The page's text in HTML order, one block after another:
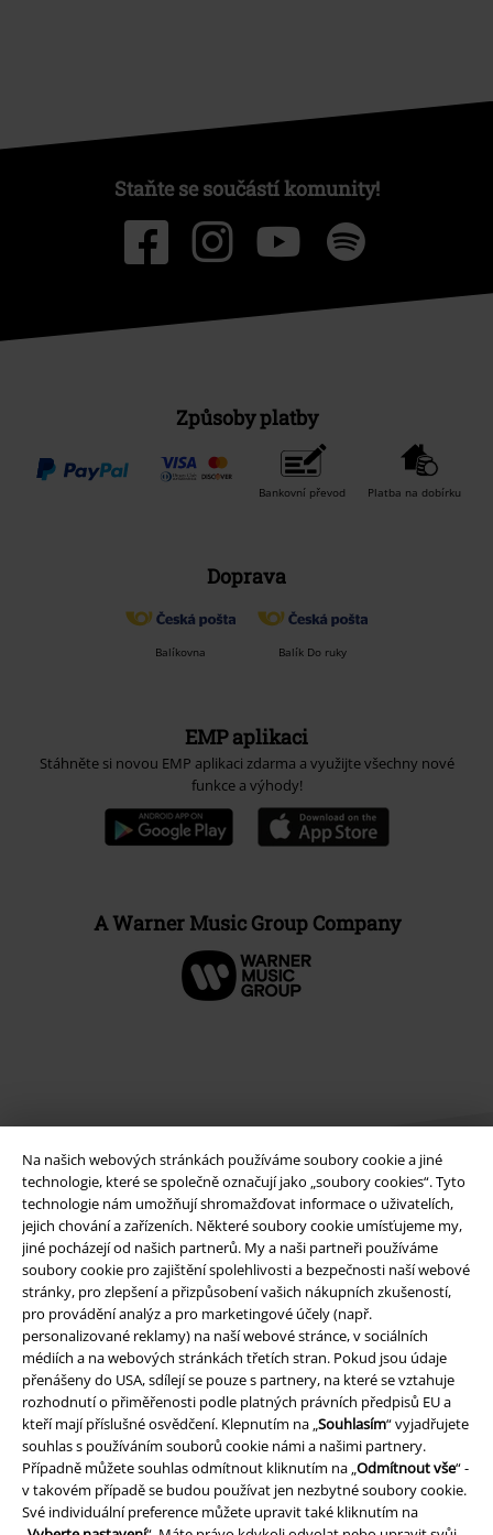
Na našich webových stránkách používáme soubory cookie a jiné
technologie, které se společně označují jako „soubory cookies“. Tyto
technologie nám umožňují shromažďovat informace o uživatelích,
jejich chování a zařízeních. Některé soubory cookie umísťujeme my,
jiné pocházejí od našich partnerů. My a naši partneři používáme
soubory cookie pro zajištění spolehlivosti a bezpečnosti naší webové
stránky, pro zlepšení a přizpůsobení vašich nákupních zkušeností,
pro provádění analýz a pro marketingové účely (např.
personalizované reklamy) na naší webové stránce, v sociálních
médiích a na webových stránkách třetích stran. Pokud jsou údaje
přenášeny do USA, sdílejí se pouze s partnery, na které se vztahuje
rozhodnutí o přiměřenosti podle platných právních předpisů EU a
kteří mají příslušné osvědčení. Klepnutím na „Souhlasím“ vyjadřujete
souhlas s používáním souborů cookie námi a našimi partnery.
Případně můžete souhlas odmítnout kliknutím na „Odmítnout vše“ -
v takovém případě se budou používat jen nezbytné soubory cookie.
Své individuální preference můžete upravit také kliknutím na
Staňte se součástí komunity!
Způsoby platby
Bankovní převod Platba na dobírku
Doprava
Balíkovna Balík Do ruky
EMP aplikaci
Stáhněte si novou EMP aplikaci zdarma a využijte všechny nové
funkce a výhody!
A Warner Music Group Company
Právní informace
Podmínky
Prohlášení
Ochrana osobních údajů
Likvidace odpadu a ochrana životního prostředí
Prohlášení o shodě
Informace o přístupnosti